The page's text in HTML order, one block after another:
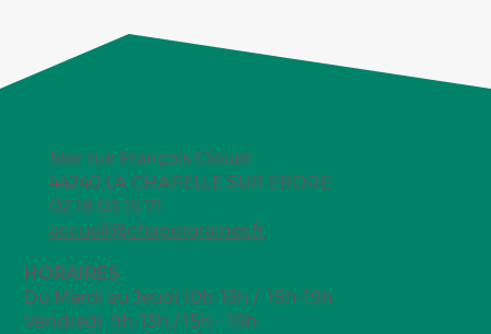
5ter rue François Clouet
44240 LA CHAPELLE SUR ERDRE
02 18 03 15 71
accueil@chapetgraines.fr
HORAIRES
Du Mardi au Jeudi 10h-13h / 15h-19h
Vendredi 9h-13h / 15h – 19h